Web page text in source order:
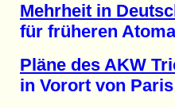
Mehrheit in
für früheren
Pläne des AKW
in Vorort von Paris